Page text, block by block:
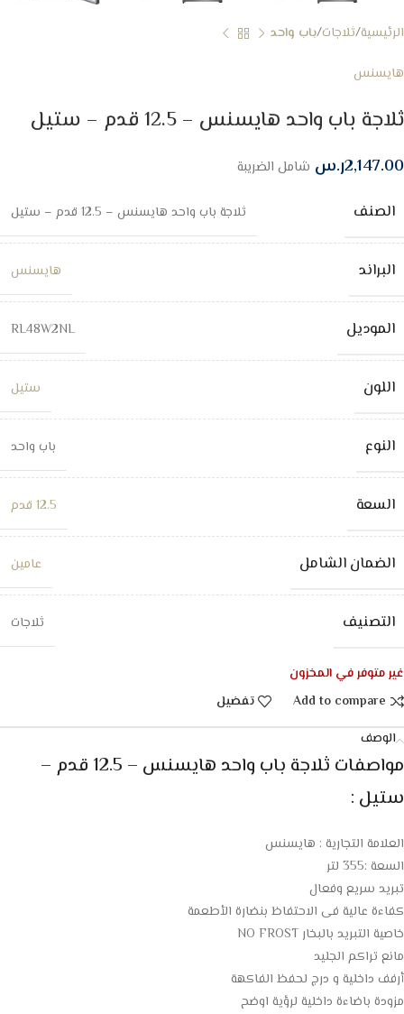
الرئيسية ثلاجات باب واحد
هايسنس
ثلاجة باب واحد هايسنس – 12.5 قدم – ستيل
2,147.00ر.س شامل الضريبة
الصنف ثلاجة باب واحد هايسنس – 12.5 قدم – ستيل
البراند هايسنس
الموديل RL48W2NL
اللون ستيل
النوع باب واحد
السعة 12.5 قدم
الضمان الشامل عامين
التصنيف ثلاجات
غير متوفر في المخزون
Add to compare
تفضيل
الوصف
مواصفات ثلاجة باب واحد هايسنس – 12.5 قدم –
ستيل :
العلامة التجارية : هايسنس
السعة :355 لتر
تبريد سريع وفعال
كفاءة عالية فى الاحتفاظ بنضارة الأطعمة
خاصية التبريد بالبخار NO FROST
مانع تراكم الجليد
أرفف داخلية و درج لحفظ الفاكهة
مزودة باضاءة داخلية لرؤية اوضح